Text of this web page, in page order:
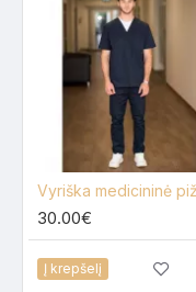
30.00€
Į krepšelį